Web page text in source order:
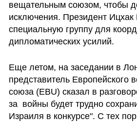
вещательным союзом, чтобы
исключения. Президент Ицхак
специальную группу для
дипломатических усилий.
Еще летом, на заседании в
представитель Европейского
союза (EBU) сказал в
за  войны будет трудно
Израиля в конкурсе". С тех